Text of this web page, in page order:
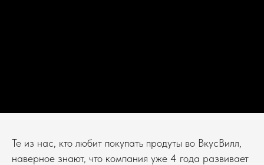
Те из нас, кто любит покупать продуты во ВкусВилл,
наверное знают, что компания уже 4 года развивает